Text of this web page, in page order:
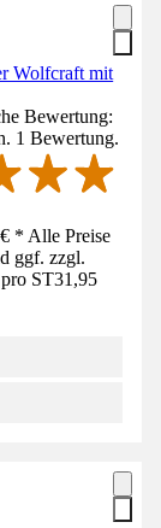
Wolfcraft mit
Bewertung:
1 Bewertung.
* Alle Preise
ggf. zzgl.
ST31,95